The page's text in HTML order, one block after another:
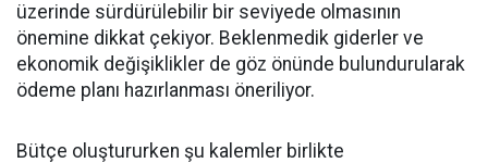
üzerinde sürdürülebilir bir seviyede olmasının
önemine dikkat çekiyor. Beklenmedik giderler ve
ekonomik değişiklikler de göz önünde bulundurularak
ödeme planı hazırlanması öneriliyor.
Bütçe oluştururken şu kalemler birlikte